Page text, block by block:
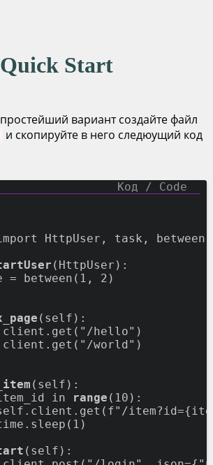
Quick Start
вариант создайте файл
и скопируйте в него следюущий код
HttpUser, task, between
(HttpUser):
= between(
1 , 2 )
(self):
"/hello" )
"/world" )
(self):
in range ( 10 ):
"/
1 )
(self):